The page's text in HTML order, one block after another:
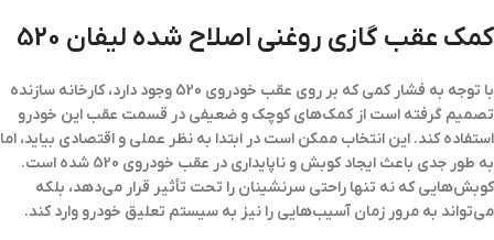
کمک عقب گازی روغنی اصلاح شده لیفان 520
با توجه به فشار کمی که بر روی عقب خودروی 520 وجود دارد، کارخانه سازنده
تصمیم گرفته است از کمک‌های کوچک و ضعیفی در قسمت عقب این خودرو
استفاده کند. این انتخاب ممکن است در ابتدا به نظر عملی و اقتصادی بیاید، اما
به طور جدی باعث ایجاد کوبش و ناپایداری در عقب خودروی 520 شده است.
کوبش‌هایی که نه تنها راحتی سرنشینان را تحت تأثیر قرار می‌دهد، بلکه
می‌تواند به مرور زمان آسیب‌هایی را نیز به سیستم تعلیق خودرو وارد کند.